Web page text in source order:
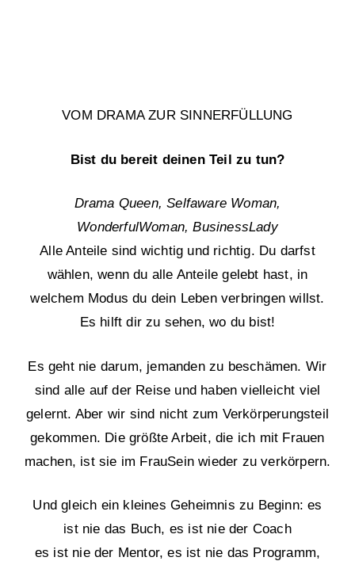
VOM DRAMA ZUR SINNERFÜLLUNG
Bist du bereit deinen Teil zu tun?
Drama Queen, Selfaware Woman,
WonderfulWoman, BusinessLady
Alle Anteile sind wichtig und richtig. Du darfst
wählen, wenn du alle Anteile gelebt hast, in
welchem Modus du dein Leben verbringen willst.
Es hilft dir zu sehen, wo du bist!
Es geht nie darum, jemanden zu beschämen. Wir
sind alle auf der Reise und haben vielleicht viel
gelernt. Aber wir sind nicht zum Verkörperungsteil
gekommen. Die größte Arbeit, die ich mit Frauen
machen, ist sie im FrauSein wieder zu verkörpern.
Und gleich ein kleines Geheimnis zu Beginn: es
ist nie das Buch, es ist nie der Coach
es ist nie der Mentor, es ist nie das Programm,